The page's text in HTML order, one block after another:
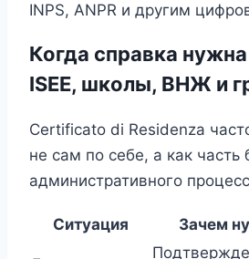
INPS, ANPR и другим
Когда справка
ISEE, школы, ВНЖ и
Certificato di Residenza
не сам по себе, а как часть
административного
Ситуация Зачем